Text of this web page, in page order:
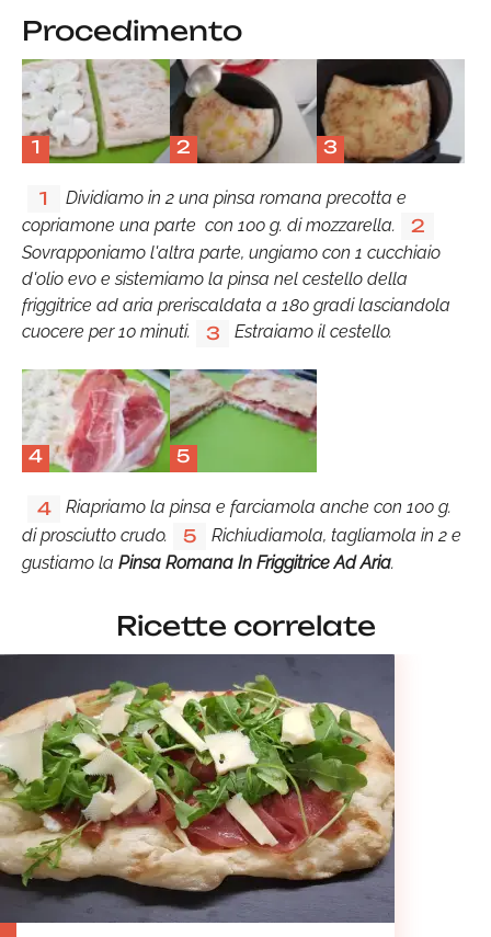
Procedimento
1 2 3
1
Dividiamo in 2 una pinsa romana precotta e
copriamone una parte con 100 g. di mozzarella.
2
Sovrapponiamo l'altra parte, ungiamo con 1 cucchiaio
d'olio evo e sistemiamo la pinsa nel cestello della
friggitrice ad aria preriscaldata a 180 gradi lasciandola
cuocere per 10 minuti.
3 Estraiamo il cestello.
4 5
4
Riapriamo la pinsa e farciamola anche con 100 g.
di prosciutto crudo.
5
Richiudiamola, tagliamola in 2 e
gustiamo la Pinsa Romana In Friggitrice Ad Aria.
Ricette correlate